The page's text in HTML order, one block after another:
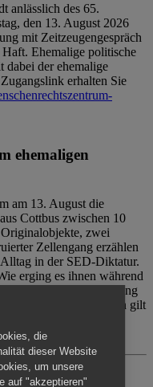
anlässlich des 65.
den 13. August 2026
mit Zeitzeugengespräch
Ehemalige politische
dabei der ehemalige
erhalten Sie
ehemaligen
am 13. August die
Cottbus zwischen 10
zwei
Zellengang erzählen
in der SED-Diktatur.
erging es ihnen während
ohne Betreuung
Für Begleitpersonen gilt
die
dieser Website
um unsere
auf "akzeptieren"